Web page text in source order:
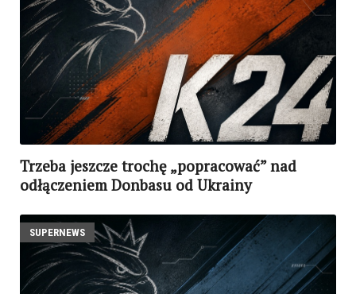
Trzeba jeszcze trochę „popracować” nad
odłączeniem Donbasu od Ukrainy
SUPERNEWS